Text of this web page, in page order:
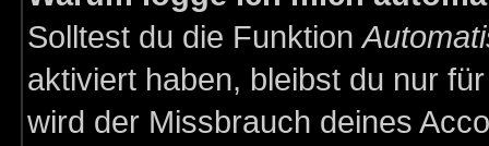
Solltest du die Funktion
aktiviert haben, bleibst du nur
wird der Missbrauch deines